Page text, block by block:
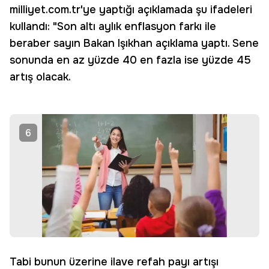
milliyet.com.tr'ye yaptığı açıklamada şu ifadeleri
kullandı: "Son altı aylık enflasyon farkı ile
beraber sayın Bakan Işıkhan açıklama yaptı. Sene
sonunda en az yüzde 40 en fazla ise yüzde 45
artış olacak.
6
Tabi bunun üzerine ilave refah payı artışı